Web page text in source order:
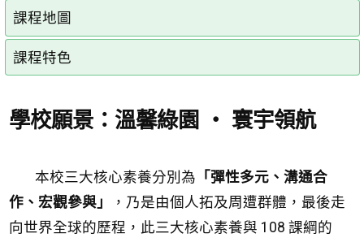
課程地圖
課程特色
學校願景：溫馨綠園 ‧ 寰宇領航
本校三大核心素養分別為 「 彈性多元、溝通合
作、宏觀參與」
，乃是由個人拓及周遭群體，最後走
向世界全球的歷程，此三大核心素養與 108 課綱的